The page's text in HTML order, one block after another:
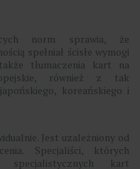
norm sprawia, że
spełniał ścisłe wymogi
tłumaczenia kart na
również z tak
koreańskiego i
Jest uzależniony od
Specjaliści, których
specjalistycznych kart